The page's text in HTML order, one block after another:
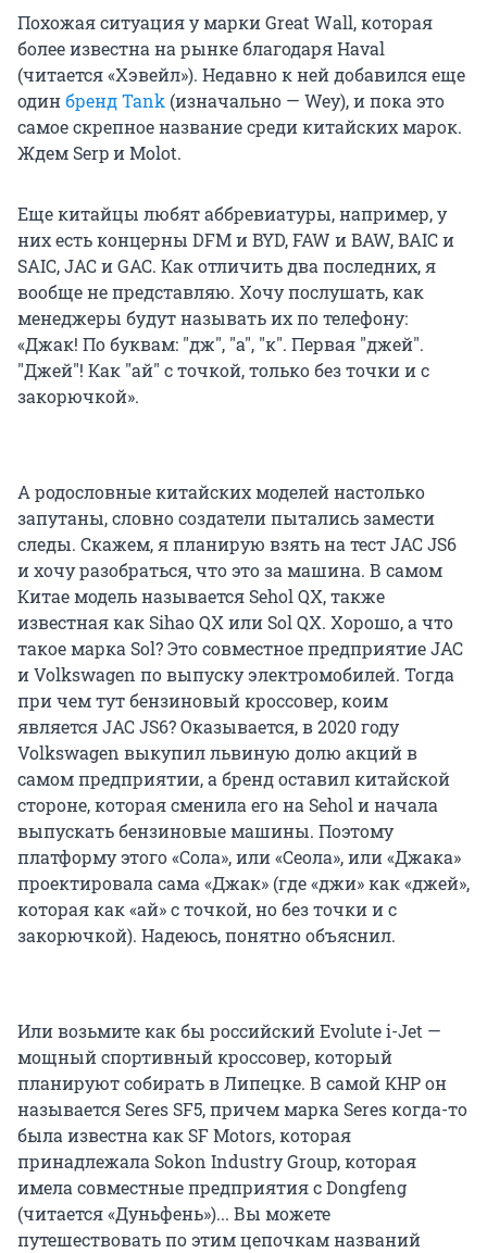
Похожая ситуация у марки Great Wall, которая
более известна на рынке благодаря Haval
(читается «Хэвейл»). Недавно к ней добавился еще
одинбренд Tank (изначально — Wey), и пока это
самое скрепное название среди китайских марок.
Ждем Serp и Molot.
Еще китайцы любят аббревиатуры, например, у
них есть концерны DFM и BYD, FAW и BAW, BAIC и
SAIC, JAC и GAC. Как отличить два последних, я
вообще не представляю. Хочу послушать, как
менеджеры будут называть их по телефону:
«Джак! По буквам: "дж", "а", "к". Первая "джей".
"Джей"! Как "ай" с точкой, только без точки и с
закорючкой».
А родословные китайских моделей настолько
запутаны, словно создатели пытались замести
следы. Скажем, я планирую взять на тест JAC JS6
и хочу разобраться, что это за машина. В самом
Китае модель называется Sehol QX, также
известная как Sihao QX или Sol QX. Хорошо, а что
такое марка Sol? Это совместное предприятие JAC
и Volkswagen по выпуску электромобилей. Тогда
при чем тут бензиновый кроссовер, коим
является JAC JS6? Оказывается, в 2020 году
Volkswagen выкупил львиную долю акций в
самом предприятии, а бренд оставил китайской
стороне, которая сменила его на Sehol и начала
выпускать бензиновые машины. Поэтому
платформу этого «Сола», или «Сеола», или «Джака»
проектировала сама «Джак» (где «джи» как «джей»,
которая как «ай» с точкой, но без точки и с
закорючкой). Надеюсь, понятно объяснил.
Или возьмите как бы российский Evolute i-Jet —
мощный спортивный кроссовер, который
планируют собирать в Липецке. В самой КНР он
называется Seres SF5, причем марка Seres когда-то
была известна как SF Motors, которая
принадлежала Sokon Industry Group, которая
имела совместные предприятия с Dongfeng
(читается «Дуньфень»)... Вы можете
путешествовать по этим цепочкам названий